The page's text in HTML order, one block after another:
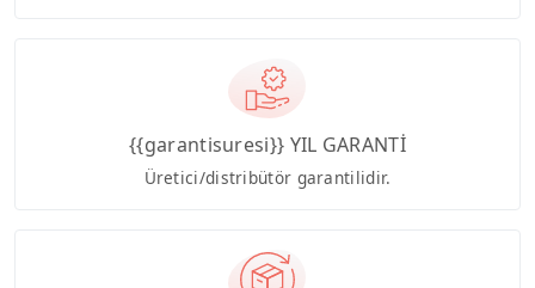
{{garantisuresi}} YIL GARANTİ
Üretici/distribütör garantilidir.